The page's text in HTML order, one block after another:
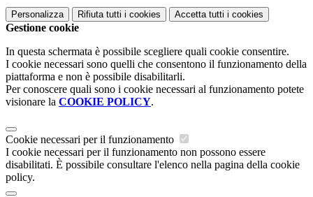
Personalizza Rifiuta tutti i cookies Accetta tutti i cookies
Gestione cookie
In questa schermata è possibile scegliere quali cookie consentire.
I cookie necessari sono quelli che consentono il funzionamento della
piattaforma e non è possibile disabilitarli.
Per conoscere quali sono i cookie necessari al funzionamento potete
visionare la COOKIE POLICY.
Cookie necessari per il funzionamento
I cookie necessari per il funzionamento non possono essere
disabilitati. È possibile consultare l'elenco nella pagina della cookie
policy.